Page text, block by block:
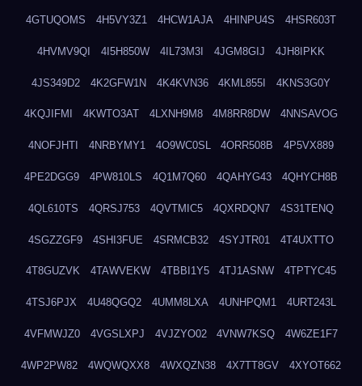
4GTUQOMS 4H5VY3Z1 4HCW1AJA 4HINPU4S 4HSR603T
4HVMV9QI 4I5H850W 4IL73M3I 4JGM8GIJ 4JH8IPKK
4JS349D2 4K2GFW1N 4K4KVN36 4KML855I 4KNS3G0Y
4KQJIFMI 4KWTO3AT 4LXNH9M8 4M8RR8DW 4NNSAVOG
4NOFJHTI 4NRBYMY1 4O9WC0SL 4ORR508B 4P5VX889
4PE2DGG9 4PW810LS 4Q1M7Q60 4QAHYG43 4QHYCH8B
4QL610TS 4QRSJ753 4QVTMIC5 4QXRDQN7 4S31TENQ
4SGZZGF9 4SHI3FUE 4SRMCB32 4SYJTR01 4T4UXTTO
4T8GUZVK 4TAWVEKW 4TBBI1Y5 4TJ1ASNW 4TPTYC45
4TSJ6PJX 4U48QGQ2 4UMM8LXA 4UNHPQM1 4URT243L
4VFMWJZ0 4VGSLXPJ 4VJZYO02 4VNW7KSQ 4W6ZE1F7
4WP2PW82 4WQWQXX8 4WXQZN38 4X7TT8GV 4XYOT662